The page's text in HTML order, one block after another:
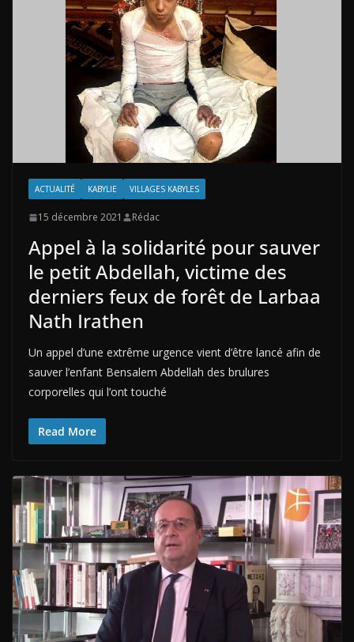
ACTUALITÉ KABYLIE VILLAGES KABYLES
15 décembre 2021 Rédac
Appel à la solidarité pour sauver
le petit Abdellah, victime des
derniers feux de forêt de Larbaa
Nath Irathen
Un appel d’une extrême urgence vient d’être lancé afin de
sauver l’enfant Bensalem Abdellah des brulures
corporelles qui l’ont touché
Read More